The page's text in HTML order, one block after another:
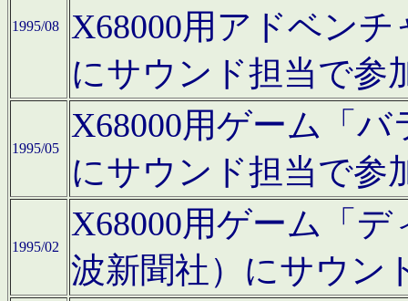
1995/08
X68000用アドベン
にサウンド担当で参
1995/05
X68000用ゲーム「
にサウンド担当で参
1995/02
X68000用ゲーム「
波新聞社）にサウン